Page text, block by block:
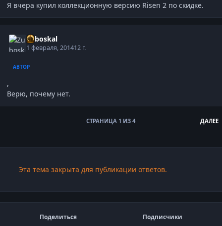
Я вчера купил коллекционную версию Risen 2 по скидке.
Zuboskal
1 февраля, 201412 г.
АВТОР
,
Верю, почему нет.
ДАЛЕЕ
СТРАНИЦА 1 ИЗ 4
Эта тема закрыта для публикации ответов.
Поделиться Подписчики